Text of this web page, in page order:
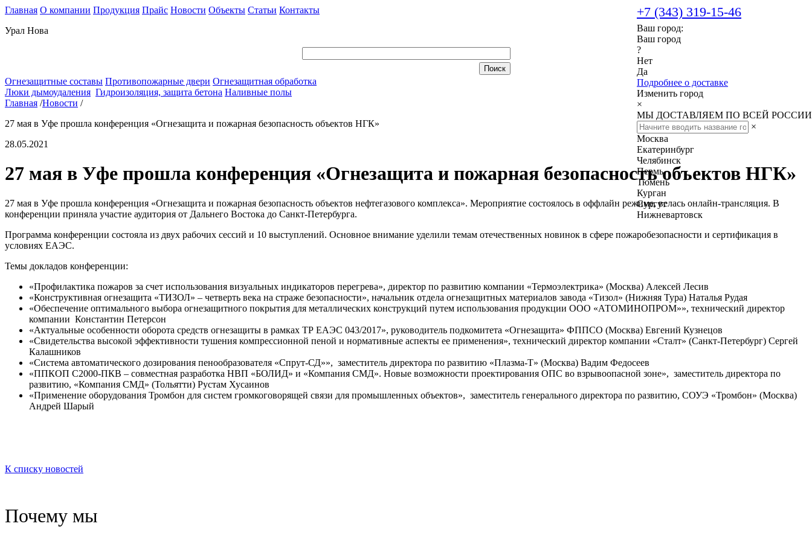
Главная О компании Продукция Прайс Новости Объекты Статьи Контакты
Урал Нова
+7 (343) 319-15-46
Ваш город:
Ваш город
?
Нет
Да
Подробнее о доставке
Изменить город
×
МЫ ДОСТАВЛЯЕМ ПО ВСЕЙ РОССИИ
×
Москва
Екатеринбург
Челябинск
Пермь
Тюмень
Курган
Сургут
Нижневартовск
Огнезащитные составы Противопожарные двери Огнезащитная обработка
Люки дымоудаления Гидроизоляция, защита бетона Наливные полы
Главная /Новости /
27 мая в Уфе прошла конференция «Огнезащита и пожарная безопасность объектов НГК»
28.05.2021
27 мая в Уфе прошла конференция «Огнезащита и пожарная безопасность объектов НГК»
27 мая в Уфе прошла конференция «Огнезащита и пожарная безопасность объектов нефтегазового комплекса». Мероприятие состоялось в оффлайн режиме, велась онлайн-трансляция. В
конференции приняла участие аудитория от Дальнего Востока до Санкт-Петербурга.
Программа конференции состояла из двух рабочих сессий и 10 выступлений. Основное внимание уделили темам отечественных новинок в сфере пожаробезопасности и сертификация в
условиях ЕАЭС.
Темы докладов конференции:
«Профилактика пожаров за счет использования визуальных индикаторов перегрева», директор по развитию компании «Термоэлектрика» (Москва) Алексей Лесив
«Конструктивная огнезащита «ТИЗОЛ» – четверть века на страже безопасности», начальник отдела огнезащитных материалов завода «Тизол» (Нижняя Тура) Наталья Рудая
«Обеспечение оптимального выбора огнезащитного покрытия для металлических конструкций путем использования продукции ООО «АТОМИНОПРОМ»», технический директор
компании Константин Петерсон
«Актуальные особенности оборота средств огнезащиты в рамках ТР ЕАЭС 043/2017», руководитель подкомитета «Огнезащита» ФППСО (Москва) Евгений Кузнецов
«Свидетельства высокой эффективности тушения компрессионной пеной и нормативные аспекты ее применения», технический директор компании «Сталт» (Санкт-Петербург) Сергей
Калашников
«Система автоматического дозирования пенообразователя «Спрут-СД»», заместитель директора по развитию «Плазма-Т» (Москва) Вадим Федосеев
«ППКОП С2000-ПКВ – совместная разработка НВП «БОЛИД» и «Компания СМД». Новые возможности проектирования ОПС во взрывоопасной зоне», заместитель директора по
развитию, «Компания СМД» (Тольятти) Рустам Хусаинов
«Применение оборудования Тромбон для систем громкоговорящей связи для промышленных объектов», заместитель генерального директора по развитию, СОУЭ «Тромбон» (Москва)
Андрей Шарый
К списку новостей
Почему мы